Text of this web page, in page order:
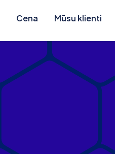
Cena Mūsu klienti